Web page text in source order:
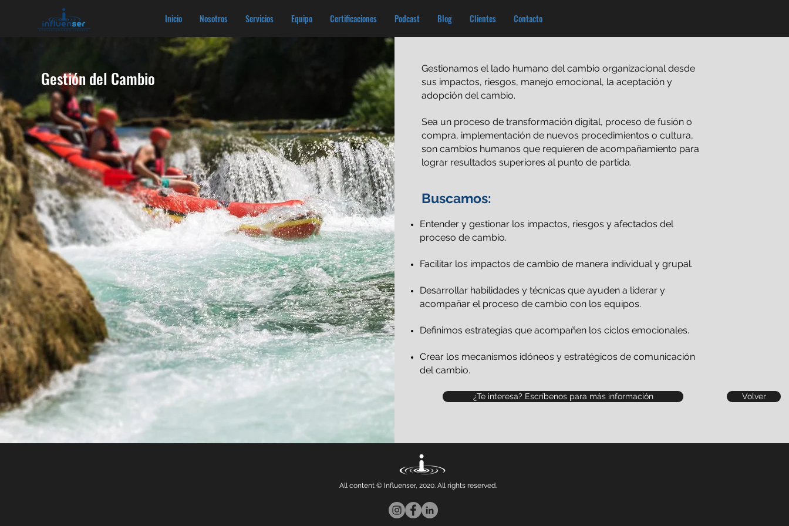
Inicio Nosotros Servicios Equipo Certificaciones Podcast Blog Clientes Contacto
Gestión del Cambio
Buscamos:
Entender y gestionar los impactos, riesgos y afectados del
proceso de cambio.
Facilitar los impactos de cambio de manera individual y grupal.
Desarrollar habilidades y técnicas que ayuden a liderar y
acompañar el proceso de cambio con los equipos.
Definimos estrategias que acompañen los ciclos emocionales.
Crear los mecanismos idóneos y estratégicos de comunicación
del cambio.
Gestionamos el lado humano del cambio organizacional desde
sus impactos, riesgos, manejo emocional, la aceptación y
adopción del cambio.
Sea un proceso de transformación digital, proceso de fusión o
compra, implementación de nuevos procedimientos o cultura,
son cambios humanos que requieren de acompañamiento para
lograr resultados superiores al punto de partida.
¿Te interesa? Escríbenos para más información Volver
All content © Influenser, 2020. All rights reserved.